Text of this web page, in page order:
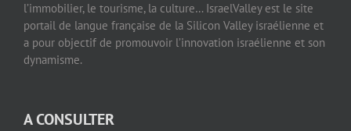
l’immobilier, le tourisme, la culture… IsraelValley est le site
portail de langue française de la Silicon Valley israélienne et
a pour objectif de promouvoir l’innovation israélienne et son
dynamisme.
A CONSULTER